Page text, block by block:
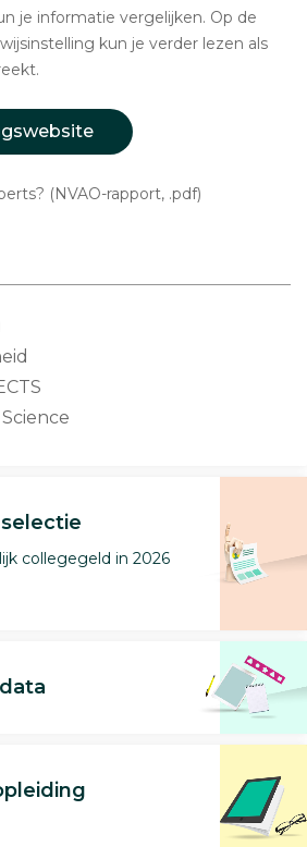
je informatie vergelijken. Op de
kun je verder lezen als
(NVAO-rapport, .pdf)
collegegeld in 2026